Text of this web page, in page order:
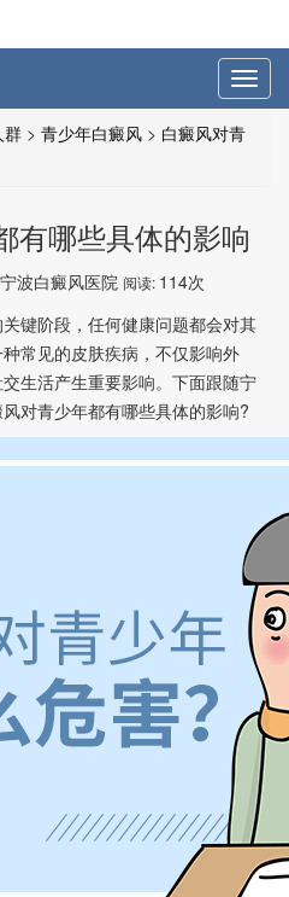
群 > 青少年白癜风 > 白癜风对青
有哪些具体的影响
宁波白癜风医院 阅读: 114次
键阶段，任何健康问题都会对其
常见的皮肤疾病，不仅影响外
生活产生重要影响。下面跟随宁
对青少年都有哪些具体的影响?